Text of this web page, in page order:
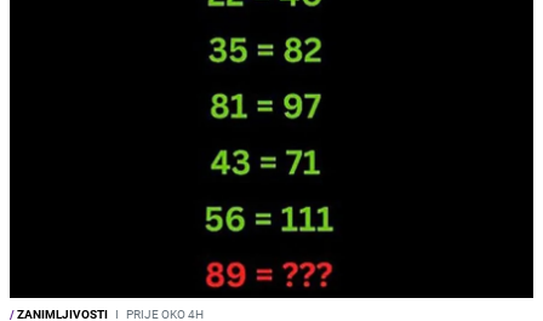
/ZANIMLJIVOSTI I PRIJE OKO 4H